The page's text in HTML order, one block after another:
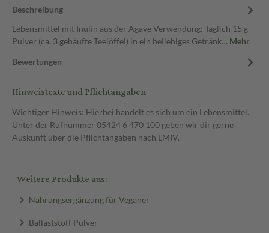
Beschreibung
Lebensmittel mit Inulin aus der Agave Verwendung: Täglich 15 g
Pulver (ca. 3 gehäufte Teelöffel) in ein beliebiges Getränk… Mehr
Bewertungen
Hinweistexte und Pflichtangaben
Wichtiger Hinweis: Hierbei handelt es sich um ein Lebensmittel.
Unter der Rufnummer 05424 6 470 100 geben wir dir gerne
Auskunft über die Pflichtangaben nach LMIV.
Weitere Produkte aus:
Nahrungsergänzung für Veganer
Ballaststoff Pulver